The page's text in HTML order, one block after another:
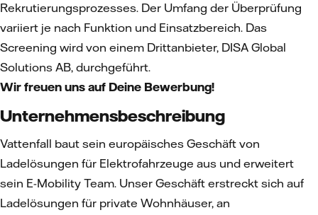
Rekrutierungsprozesses. Der Umfang der Überprüfung
variiert je nach Funktion und Einsatzbereich. Das
Screening wird von einem Drittanbieter, DISA Global
Solutions AB, durchgeführt.
Wir freuen uns auf Deine Bewerbung!
Unternehmensbeschreibung
Vattenfall baut sein europäisches Geschäft von
Ladelösungen für Elektrofahrzeuge aus und erweitert
sein E-Mobility Team. Unser Geschäft erstreckt sich auf
Ladelösungen für private Wohnhäuser, an